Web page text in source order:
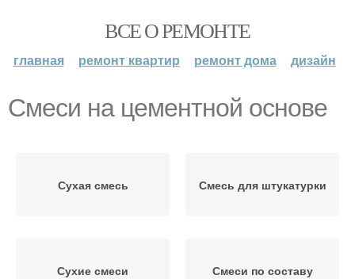
ВСЕ О РЕМОНТЕ
главная ремонт квартир ремонт дома дизайн
Смеси на цементной основе
Сухая смесь Смесь для штукатурки
Сухие смеси Смеси по составу